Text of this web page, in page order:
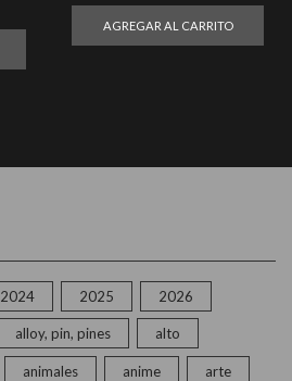
AGREGAR AL CARRITO
2024 2025 2026
alloy, pin, pines alto
animales anime arte